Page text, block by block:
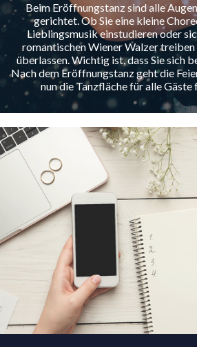
Beim Eröffnungstanz sind alle
gerichtet. Ob Sie eine kleine
Lieblingsmusik einstudieren oder
romantischen Wiener Walzer treiben
überlassen. Wichtig ist, dass Sie sich
Nach dem Eröffnungstanz geht die
nun die Tanzfläche für alle